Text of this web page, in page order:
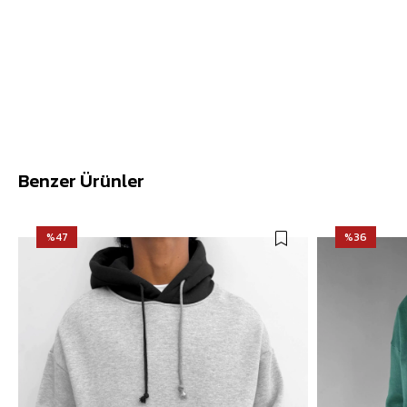
Benzer Ürünler
%47 %36